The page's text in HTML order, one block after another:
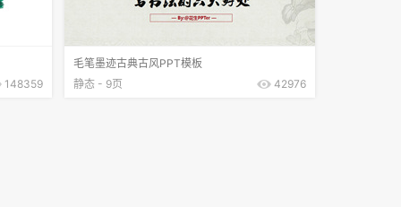
148359
毛笔墨迹古典古风PPT模板
静态 - 9页
42976